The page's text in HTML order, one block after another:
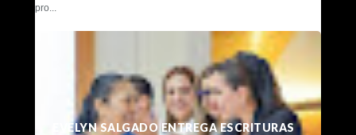
pro...
EVELYN SALGADO ENTREGA ESCRITURAS